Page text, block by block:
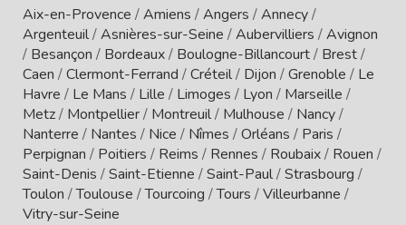
Aix-en-Provence /Amiens /Angers /Annecy/
Argenteuil/Asnières-sur-Seine /Aubervilliers /Avignon
/ Besançon / Bordeaux/ Boulogne-Billancourt/ Brest/
Caen /Clermont-Ferrand /Créteil/ Dijon /Grenoble / Le
Havre / Le Mans / Lille / Limoges / Lyon / Marseille /
Metz/ Montpellier/ Montreuil/ Mulhouse / Nancy/
Nanterre / Nantes / Nice / Nîmes /Orléans / Paris /
Perpignan / Poitiers / Reims / Rennes / Roubaix/ Rouen /
Saint-Denis /Saint-Etienne /Saint-Paul/Strasbourg /
Toulon /Toulouse /Tourcoing /Tours /Villeurbanne /
Vitry-sur-Seine